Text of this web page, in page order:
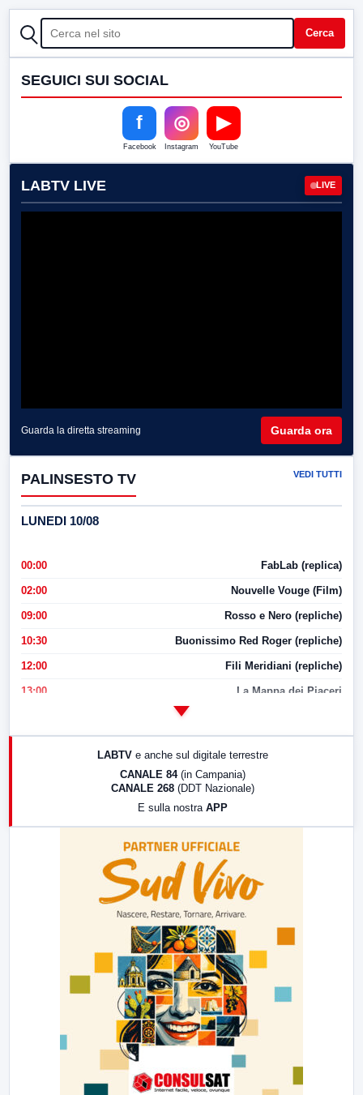
CERCA Cerca
SEGUICI SUI SOCIAL
f
Facebook
◎
Instagram
▶
YouTube
LABTV LIVE LIVE
Guarda la diretta streaming Guarda ora
PALINSESTO TV VEDI TUTTI
LUNEDI 10/08
00:00 FabLab (replica)
02:00 Nouvelle Vouge (Film)
09:00 Rosso e Nero (repliche)
10:30 Buonissimo Red Roger (repliche)
12:00 Fili Meridiani (repliche)
13:00 La Mappa dei Piaceri
17:00 LabNews (replica)
LABTV e anche sul digitale terrestre
CANALE 84 (in Campania)
CANALE 268 (DDT Nazionale)
E sulla nostra APP